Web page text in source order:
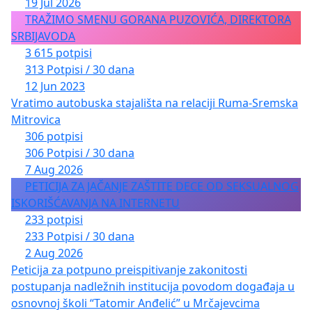
TRAŽIMO SMENU GORANA PUZOVIĆA, DIREKTORA
SRBIJAVODA
3 615 potpisi
313 Potpisi / 30 dana
12 Jun 2023
Vratimo autobuska stajališta na relaciji Ruma-Sremska
Mitrovica
306 potpisi
306 Potpisi / 30 dana
7 Aug 2026
PETICIJA ZA JAČANJE ZAŠTITE DECE OD SEKSUALNOG
ISKORIŠĆAVANJA NA INTERNETU
233 potpisi
233 Potpisi / 30 dana
2 Aug 2026
Peticija za potpuno preispitivanje zakonitosti
postupanja nadležnih institucija povodom događaja u
osnovnoj školi “Tatomir Anđelić” u Mrčajevcima